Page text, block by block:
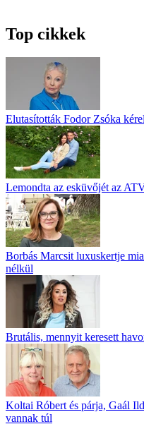
Top cikkek
Elutasították Fodor Zsóka
Lemondta az esküvőjét az
Borbás Marcsit luxuskertje
nélkül
Brutális, mennyit keresett
Koltai Róbert és párja, Gaál
vannak túl